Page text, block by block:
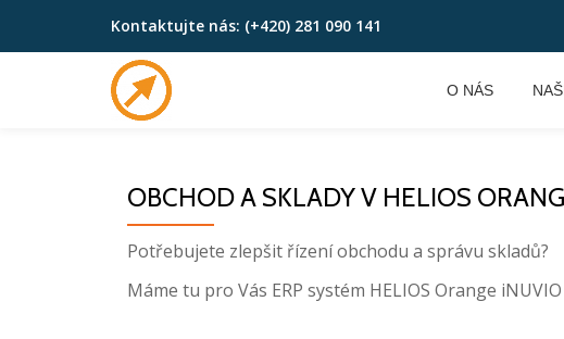
Skip
Kontaktujte nás: (+420) 281 090 141
O NÁS
OBCHOD A SKLADY V HELIOS
Potřebujete zlepšit řízení obchodu a správu skladů?
Máme tu pro Vás ERP systém HELIOS Orange